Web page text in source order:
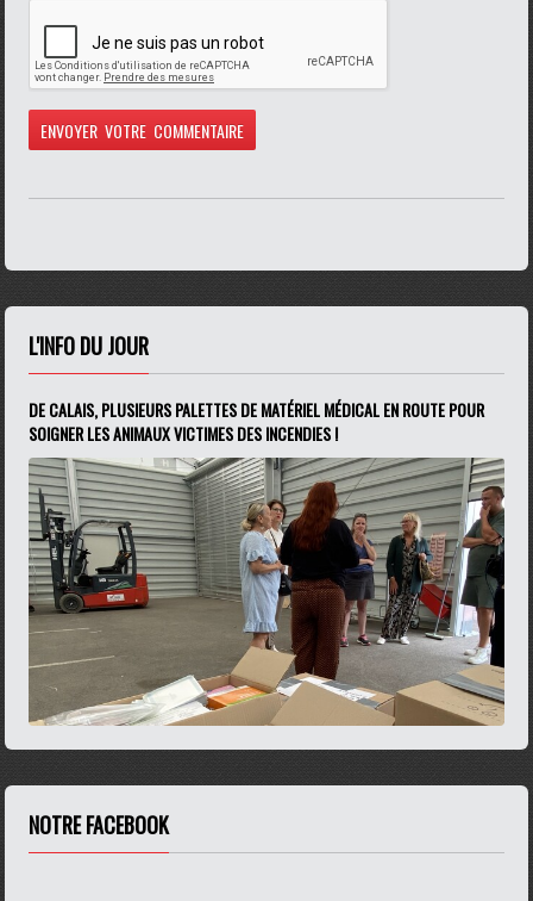
L'INFO DU JOUR
DE CALAIS, PLUSIEURS PALETTES DE MATÉRIEL MÉDICAL EN ROUTE POUR
SOIGNER LES ANIMAUX VICTIMES DES INCENDIES !
NOTRE FACEBOOK